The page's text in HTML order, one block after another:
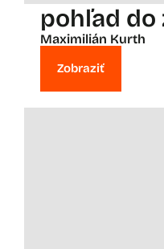
pohľad do
Maximilián Kurth
Zobraziť